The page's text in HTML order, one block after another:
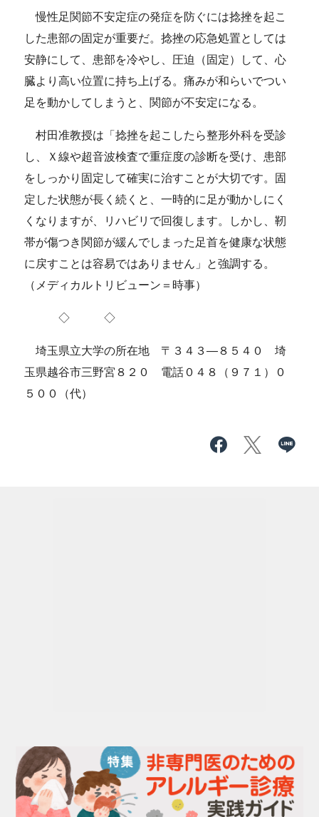
慢性足関節不安定症の発症を防ぐには捻挫を起こ
した患部の固定が重要だ。捻挫の応急処置としては
安静にして、患部を冷やし、圧迫（固定）して、心
臓より高い位置に持ち上げる。痛みが和らいでつい
足を動かしてしまうと、関節が不安定になる。
村田准教授は「捻挫を起こしたら整形外科を受診
し、Ｘ線や超音波検査で重症度の診断を受け、患部
をしっかり固定して確実に治すことが大切です。固
定した状態が長く続くと、一時的に足が動かしにく
くなりますが、リハビリで回復します。しかし、靭
帯が傷つき関節が緩んでしまった足首を健康な状態
に戻すことは容易ではありません」と強調する。
（メディカルトリビューン＝時事）
◇ ◇
埼玉県立大学の所在地 〒３４３―８５４０ 埼
玉県越谷市三野宮８２０ 電話０４８（９７１）０
５００（代）